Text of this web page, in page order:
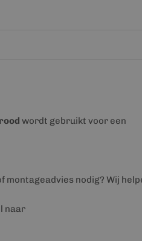
wordt gebruikt voor een
montageadvies nodig? Wij
naar